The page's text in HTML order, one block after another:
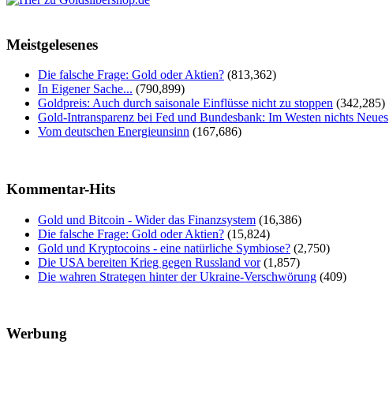
Meistgelesenes
Die falsche Frage: Gold oder Aktien? (813,362)
In Eigener Sache... (790,899)
Goldpreis: Auch durch saisonale Einflüsse nicht zu stoppen (342,285)
Gold-Intransparenz bei Fed und Bundesbank: Im Westen nichts Neues
Vom deutschen Energieunsinn (167,686)
Kommentar-Hits
Gold und Bitcoin - Wider das Finanzsystem (16,386)
Die falsche Frage: Gold oder Aktien? (15,824)
Gold und Kryptocoins - eine natürliche Symbiose? (2,750)
Die USA bereiten Krieg gegen Russland vor (1,857)
Die wahren Strategen hinter der Ukraine-Verschwörung (409)
Werbung